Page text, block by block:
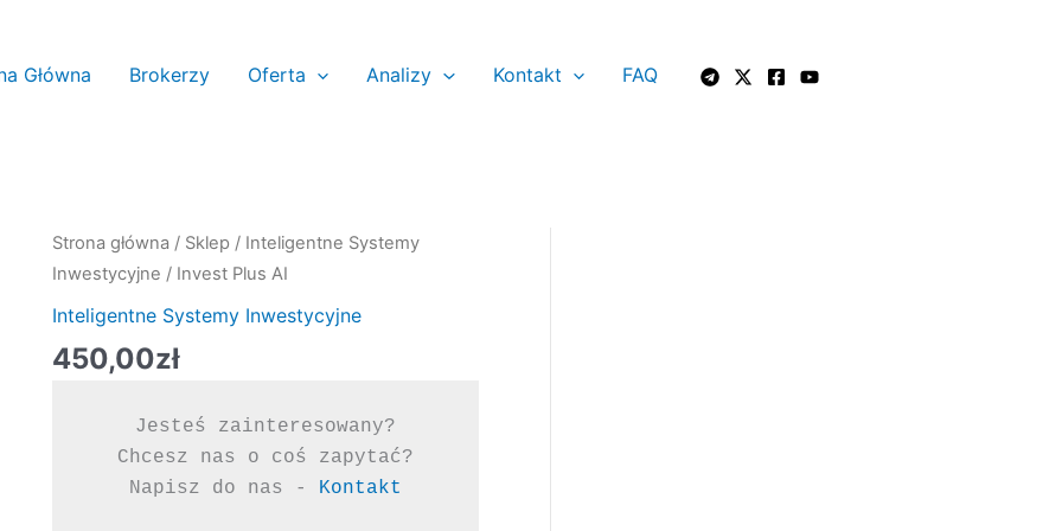
Główna Brokerzy Oferta Analizy Kontakt FAQ
Strona główna / Sklep / Inteligentne Systemy
Inwestycyjne / Invest Plus AI
Inteligentne Systemy Inwestycyjne
450,00zł
Jesteś zainteresowany?
Chcesz nas o coś zapytać?
Napisz do nas - Kontakt
ilość
Invest
Plus